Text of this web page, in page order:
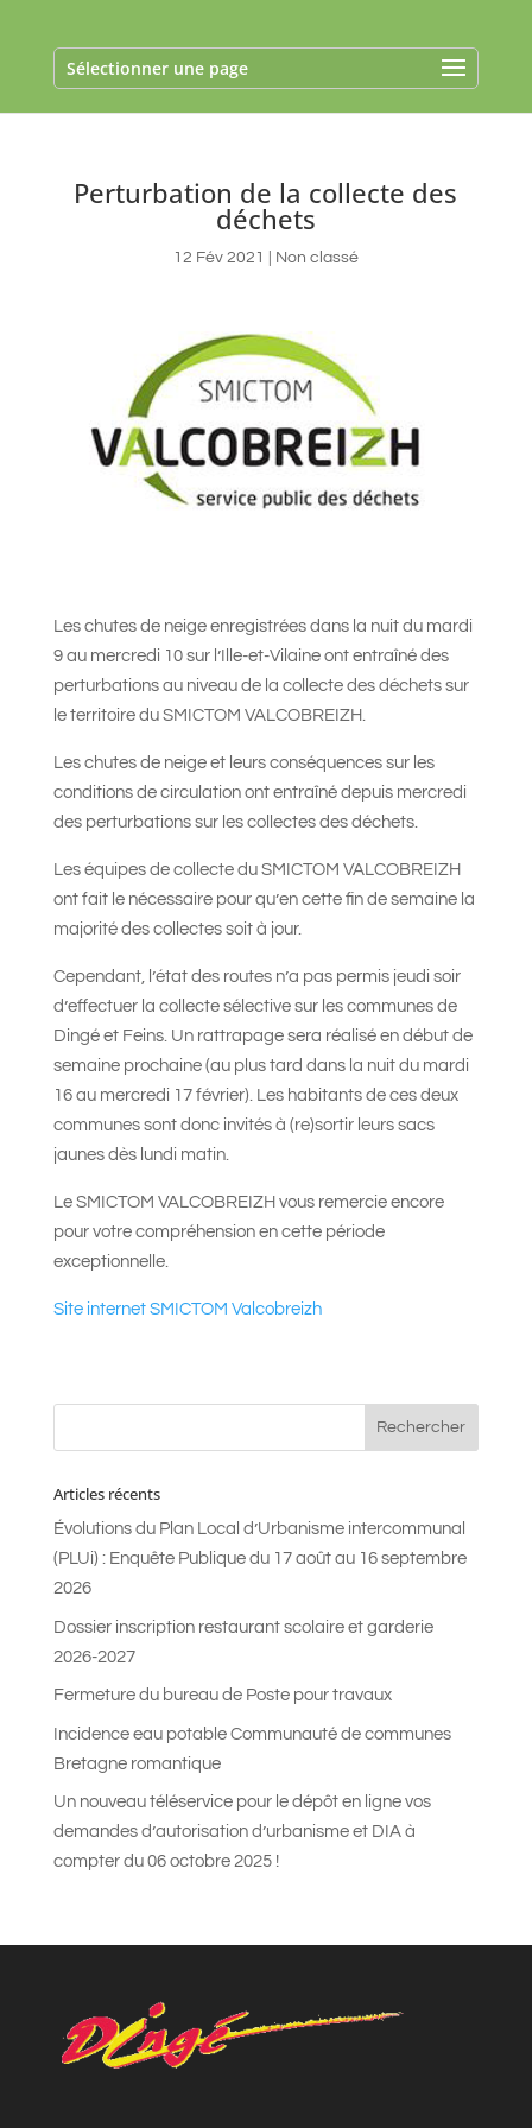
Sélectionner une page
Perturbation de la collecte des
déchets
12 Fév 2021 Non classé
Les chutes de neige enregistrées dans la nuit du mardi
9 au mercredi 10 sur l’Ille-et-Vilaine ont entraîné des
perturbations au niveau de la collecte des déchets sur
le territoire du SMICTOM VALCOBREIZH.
Les chutes de neige et leurs conséquences sur les
conditions de circulation ont entraîné depuis mercredi
des perturbations sur les collectes des déchets.
Les équipes de collecte du SMICTOM VALCOBREIZH
ont fait le nécessaire pour qu’en cette fin de semaine la
majorité des collectes soit à jour.
Cependant, l’état des routes n’a pas permis jeudi soir
d’effectuer la collecte sélective sur les communes de
Dingé et Feins. Un rattrapage sera réalisé en début de
semaine prochaine (au plus tard dans la nuit du mardi
16 au mercredi 17 février). Les habitants de ces deux
communes sont donc invités à (re)sortir leurs sacs
jaunes dès lundi matin.
Le SMICTOM VALCOBREIZH vous remercie encore
pour votre compréhension en cette période
exceptionnelle.
Site internet SMICTOM Valcobreizh
Articles récents
Évolutions du Plan Local d’Urbanisme intercommunal
(PLUi) : Enquête Publique du 17 août au 16 septembre
2026
Dossier inscription restaurant scolaire et garderie
2026-2027
Fermeture du bureau de Poste pour travaux
Incidence eau potable Communauté de communes
Bretagne romantique
Un nouveau téléservice pour le dépôt en ligne vos
demandes d’autorisation d’urbanisme et DIA à
compter du 06 octobre 2025 !